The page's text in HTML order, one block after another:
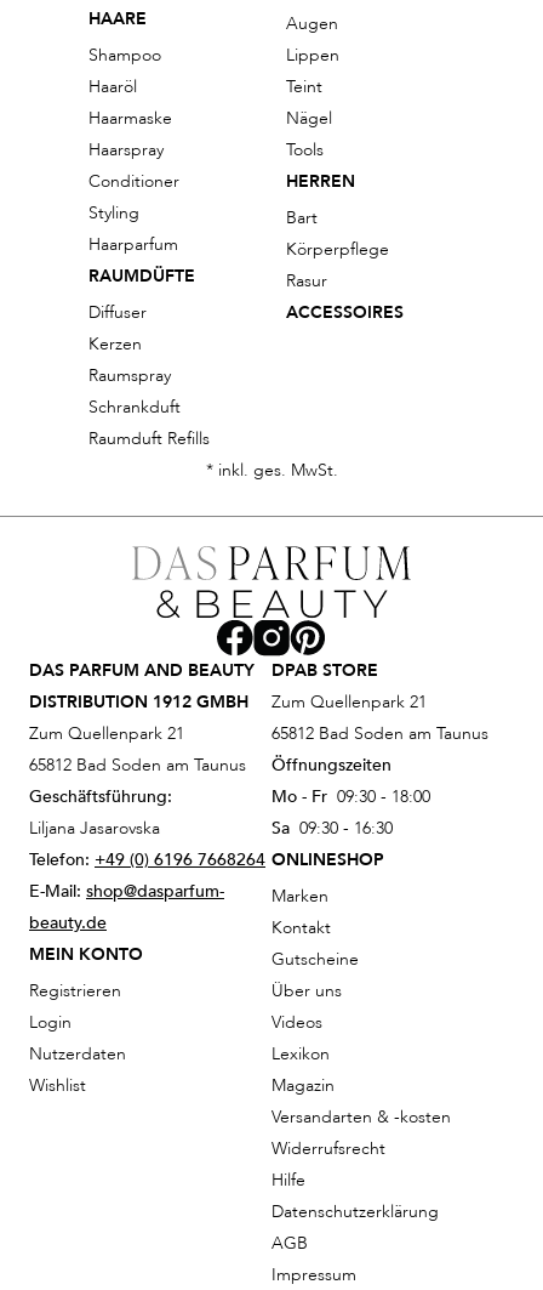
HAARE
Shampoo
Haaröl
Haarmaske
Haarspray
Conditioner
Styling
Haarparfum
RAUMDÜFTE
Diffuser
Kerzen
Raumspray
Schrankduft
Raumduft Refills
Augen
Lippen
Teint
Nägel
Tools
HERREN
Bart
Körperpflege
Rasur
ACCESSOIRES
* inkl. ges. MwSt.
DAS PARFUM AND BEAUTY
DISTRIBUTION 1912 GMBH
Zum Quellenpark 21
65812 Bad Soden am Taunus
Geschäftsführung:
Liljana Jasarovska
Telefon: +49 (0) 6196 7668264
E-Mail: shop@dasparfum-
beauty.de
MEIN KONTO
Registrieren
Login
Nutzerdaten
Wishlist
DPAB STORE
Zum Quellenpark 21
65812 Bad Soden am Taunus
Öffnungszeiten
Mo - Fr 09:30 - 18:00
Sa 09:30 - 16:30
ONLINESHOP
Marken
Kontakt
Gutscheine
Über uns
Videos
Lexikon
Magazin
Versandarten & -kosten
Widerrufsrecht
Hilfe
Datenschutzerklärung
AGB
Impressum